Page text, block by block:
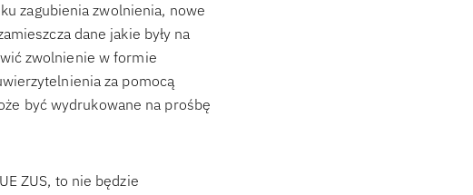
zagubienia zwolnienia, nowe
dane jakie były na
zwolnienie w formie
za pomocą
być wydrukowane na prośbę
ZUS, to nie będzie